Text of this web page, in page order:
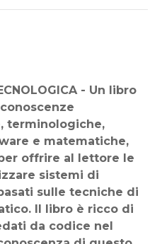
terminologiche,
e matematiche,
offrire al lettore le
sistemi di
sulle tecniche di
Il libro è ricco di
da codice nel